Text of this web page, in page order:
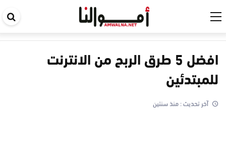
افضل 5 طرق الربح من الانترنت
للمبتدئين
آخر تحديث :منذ سنتين